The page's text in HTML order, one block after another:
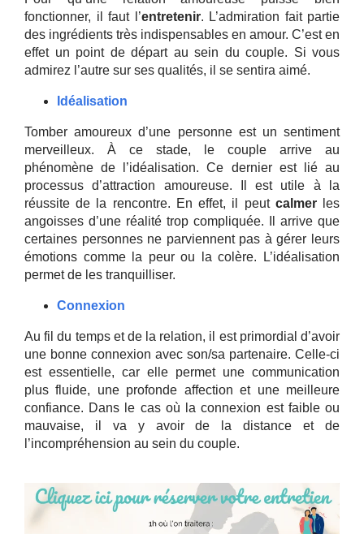
fonctionner, il faut l’entretenir. L’admiration fait partie
des ingrédients très indispensables en amour. C’est en
effet un point de départ au sein du couple. Si vous
admirez l’autre sur ses qualités, il se sentira aimé.
Idéalisation
Tomber amoureux d’une personne est un sentiment
merveilleux. À ce stade, le couple arrive au
phénomène de l’idéalisation. Ce dernier est lié au
processus d’attraction amoureuse. Il est utile à la
réussite de la rencontre. En effet, il peut calmerles
angoisses d’une réalité trop compliquée. Il arrive que
certaines personnes ne parviennent pas à gérer leurs
émotions comme la peur ou la colère. L’idéalisation
permet de les tranquilliser.
Connexion
Au fil du temps et de la relation, il est primordial d’avoir
une bonne connexion avec son/sa partenaire. Celle-ci
est essentielle, car elle permet une communication
plus fluide, une profonde affection et une meilleure
confiance. Dans le cas où la connexion est faible ou
mauvaise, il va y avoir de la distance et de
l’incompréhension au sein du couple.